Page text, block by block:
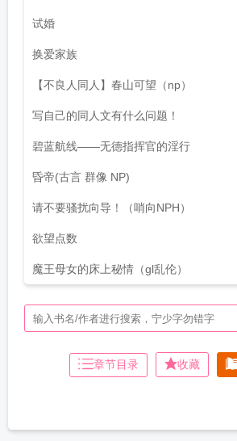
试婚
换爱家族
【不良人同人】春山可望（np）
写自己的同人文有什么问题！
碧蓝航线——无德指挥官的淫行
昏帝(古言 群像 NP)
请不要骚扰向导！（哨向NPH）
欲望点数
魔王母女的床上秘情（gl乱伦）
章节目录 收藏